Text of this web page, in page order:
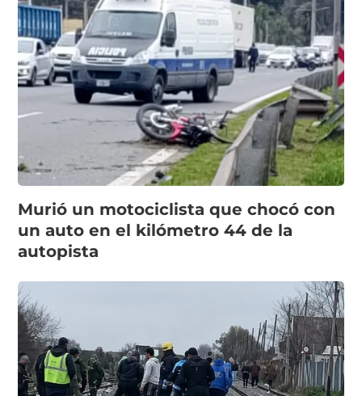
Murió un motociclista que chocó con
un auto en el kilómetro 44 de la
autopista